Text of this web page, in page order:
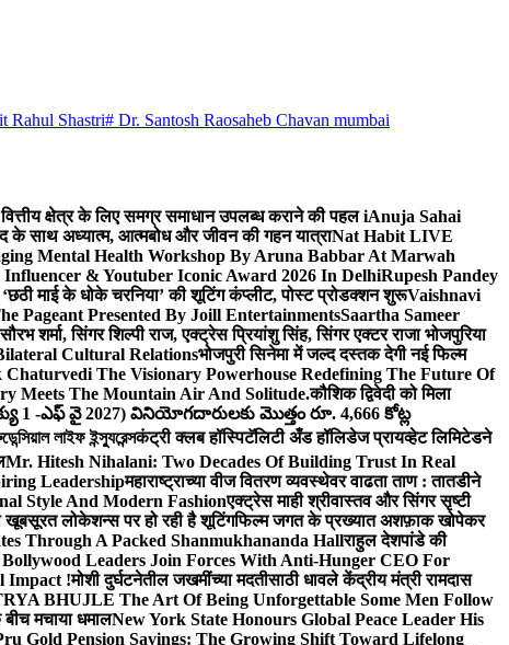
Rahul Shastri# Dr. Santosh Raosaheb Chavan mumbai
क्षेत्र के लिए समग्र समाधान उपलब्ध कराने की पहल iAnuja Sahai
के साथ अध्यात्म, आत्मबोध और जीवन की गहन यात्राNat Habit LIVE
Mental Health Workshop By Aruna Babbar At Marwah
& Youtuber Iconic Award 2026 In DelhiRupesh Pandey
‘छठी माई के धोके चरनिया’ की शूटिंग कंप्लीट, पोस्ट प्रोडक्शन शुरूVaishnavi
Pageant Presented By Joill EntertainmentsSaartha Sameer
शर्मा, सिंगर शिल्पी राज, एक्ट्रेस प्रियांशु सिंह, सिंगर एक्टर राजा भोजपुरिया
Cultural Relationsभोजपुरी सिनेमा में जल्द दस्तक देगी नई फिल्म
Chaturvedi The Visionary Powerhouse Redefining The Future Of
Meets The Mountain Air And Solitude.कौशिक द्विवेदी को मिला
1 -ఎఫ్ వై 2027) వినియోగదారులకు మొత్తం రూ. 4,666 కోట్ల
লাইফ ইন্স্যুরেন্সकंट्री क्लब हॉस्पिटॅलिटी अँड हॉलिडेज प्रायव्हेट लिमिटेडने
Mr. Hitesh Nihalani: Two Decades Of Building Trust In Real
Leadershipमहाराष्ट्राच्या वीज वितरण व्यवस्थेवर वाढता ताण : तातडीने
Style And Modern Fashionएक्ट्रेस माही श्रीवास्तव और सिंगर सृष्टी
खूबसूरत लोकेशन्स पर हो रही है शूटिंगफिल्म जगत के प्रख्यात अशफ़ाक खोपेकर
Through A Packed Shanmukhananda Hallराहुल देशपांडे की
Leaders Join Forces With Anti-Hunger CEO For
Impact !मोशी दुर्घटनेतील जखमींच्या मदतीसाठी धावले केंद्रीय मंत्री रामदास
BHUJLE The Art Of Being Unforgettable Some Men Follow
मचाया धमालNew York State Honours Global Peace Leader His
Gold Pension Savings: The Growing Shift Toward Lifelong